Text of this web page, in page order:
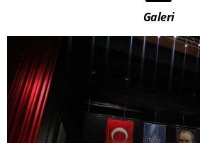
Galeri